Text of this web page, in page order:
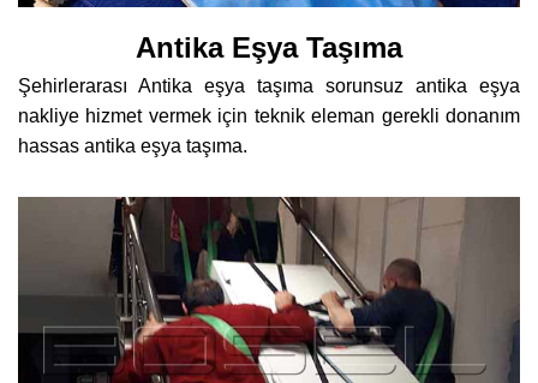
Antika Eşya Taşıma
Şehirlerarası Antika eşya taşıma sorunsuz antika eşya
nakliye hizmet vermek için teknik eleman gerekli donanım
hassas antika eşya taşıma.